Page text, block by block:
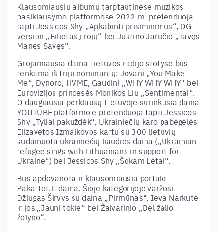
Klausomiausiu albumu tarptautinėse muzikos
pasiklausymo platformose 2022 m. pretenduoja
tapti Jessicos Shy „Apkabinti prisiminimus“, OG
version „Bilietas į rojų“ bei Justino Jaručio „Tavęs
Manęs Savęs“.
Grojamiausia daina Lietuvos radijo stotyse bus
renkama iš trijų nominantų: Jovani „You Make
Me“, Dynoro, HVME, Gaudini „WHY WHY WHY“ bei
Eurovizijos princesės Monikos Liu „Sentimentai“.
O daugiausia perklausų Lietuvoje surinkusia daina
YOUTUBE platformoje pretenduoja tapti Jessicos
Shy „Tyliai pakuždėk“, Ukrainiečių karo pabėgėlės
Elizavetos Izmalkovos kartu su 300 lietuvių
sudainuota ukrainiečių liaudies daina („Ukrainian
refugee sings with Lithuanians in support for
Ukraine“) bei Jessicos Shy „Šokam Lėtai“.
Bus apdovanota ir klausomiausia portalo
Pakartot.lt daina. Šioje kategorijoje varžosi
Džiugas Širvys su daina „Pirmūnas“, Ieva Narkutė
ir jos „Jauni tokie“ bei Žalvarinio „Dėl žalio
žolyno“.